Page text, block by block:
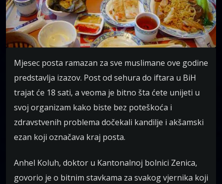
Mjesec posta ramazan za sve muslimane ove godine
predstavlja izazov. Post od sehura do iftara u BiH
trajat će 18 sati, a veoma je bitno šta ćete unijeti u
svoj organizam kako biste bez poteškoća i
zdravstvenih problema dočekali kandilje i akšamski
ezan koji označava kraj posta.
Anhel Koluh, doktor u Kantonalnoj bolnici Zenica,
govorio je o bitnim stavkama za svakog vjernika koji